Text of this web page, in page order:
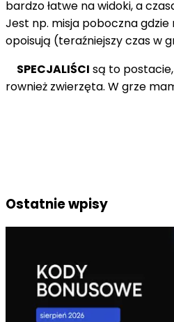
bardzo łatwe na widoki, a
Jest np. misja poboczna
opoisują (teraźniejszy czas w
SPECJALIŚCI są to
rownież zwierzęta. W grze
Ostatnie wpisy